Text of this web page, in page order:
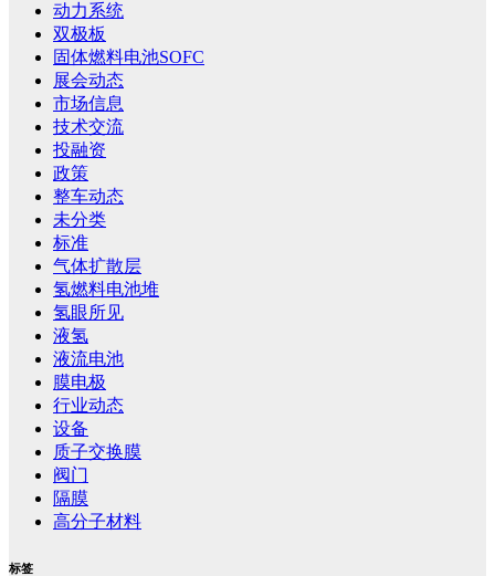
动力系统
双极板
固体燃料电池SOFC
展会动态
市场信息
技术交流
投融资
政策
整车动态
未分类
标准
气体扩散层
氢燃料电池堆
氢眼所见
液氢
液流电池
膜电极
行业动态
设备
质子交换膜
阀门
隔膜
高分子材料
标签